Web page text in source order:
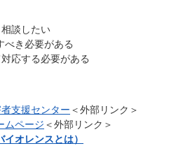
談したい
べき必要がある
応する必要がある
支援センター ＜外部リンク＞
ムページ ＜外部リンク＞
オレンスとは）